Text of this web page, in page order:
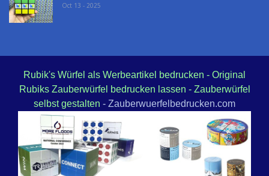
Oct 13 - 2025
Rubik's Würfel als Werbeartikel bedrucken - Original
Rubiks Zauberwürfel bedrucken lassen - Zauberwürfel
selbst gestalten - Zauberwuerfelbedrucken.com